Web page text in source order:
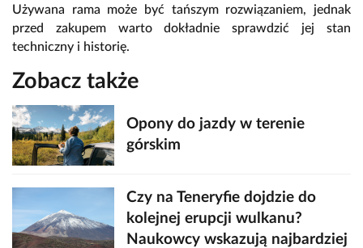
Używana rama może być tańszym rozwiązaniem, jednak
przed zakupem warto dokładnie sprawdzić jej stan
techniczny i historię.
Zobacz także
Opony do jazdy w terenie
górskim
Czy na Teneryfie dojdzie do
kolejnej erupcji wulkanu?
Naukowcy wskazują najbardziej